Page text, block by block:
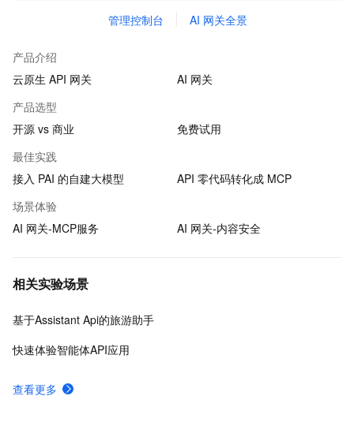
管理控制台 AI 网关全景
产品介绍
云原生 API 网关
AI 网关
产品选型
开源 vs 商业
免费试用
最佳实践
接入 PAI 的自建大模型
API 零代码转化成 MCP
场景体验
AI 网关-MCP服务
AI 网关-内容安全
相关实验场景
基于Assistant Api的旅游助手
快速体验智能体API应用
查看更多